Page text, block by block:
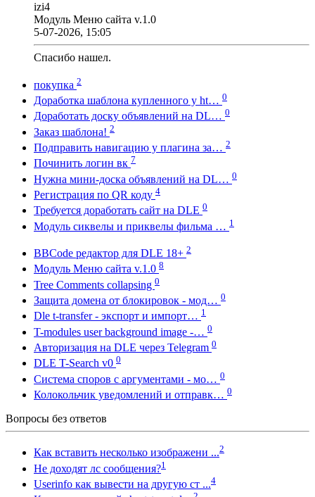
izi4
Модуль Меню сайта v.1.0
5-07-2026, 15:05
Спасибо нашел.
покупка 2
Доработка шаблона купленного у ht… 0
Доработать доску объявлений на DL… 0
Заказ шаблона! 2
Подправить навигацию у плагина за… 2
Починить логин вк 7
Нужна мини-доска объявлений на DL… 0
Регистрация по QR коду 4
Требуется доработать сайт на DLE 0
Модуль сиквелы и приквелы фильма … 1
BBCode редактор для DLE 18+ 2
Модуль Меню сайта v.1.0 8
Tree Comments collapsing 0
Защита домена от блокировок - мод… 0
Dle t-transfer - экспорт и импорт… 1
T-modules user background image -… 0
Авторизация на DLE через Telegram 0
DLE T-Search v0 0
Система споров с аргументами - мо… 0
Колокольчик уведомлений и отправк… 0
Вопросы без ответов
Как вставить несколько изображени ...2
Не доходят лс сообщения?1
Userinfo как вывести на другую ст ...4